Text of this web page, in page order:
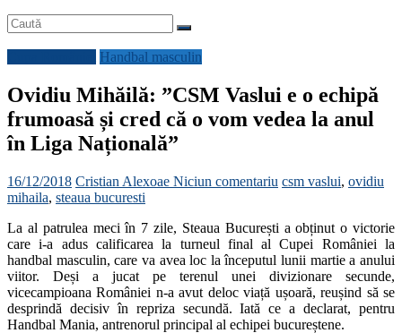
Handbal masculin
Ovidiu Mihăilă: ”CSM Vaslui e o echipă
frumoasă și cred că o vom vedea la anul
în Liga Națională”
16/12/2018 Cristian Alexoae Niciun comentariu csm vaslui, ovidiu
mihaila, steaua bucuresti
La al patrulea meci în 7 zile, Steaua București a obținut o victorie
care i-a adus calificarea la turneul final al Cupei României la
handbal masculin, care va avea loc la începutul lunii martie a anului
viitor. Deși a jucat pe terenul unei divizionare secunde,
vicecampioana României n-a avut deloc viață ușoară, reușind să se
desprindă decisiv în repriza secundă. Iată ce a declarat, pentru
Handbal Mania, antrenorul principal al echipei bucureștene.